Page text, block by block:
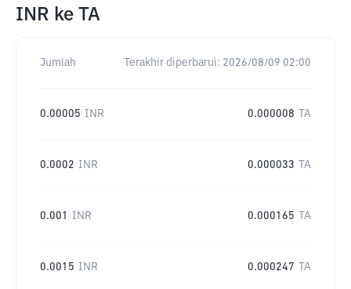
INR ke TA
Jumlah Terakhir diperbarui: 2026/08/09 02:00
0.00005 INR 0.000008 TA
0.0002 INR 0.000033 TA
0.001 INR 0.000165 TA
0.0015 INR 0.000247 TA